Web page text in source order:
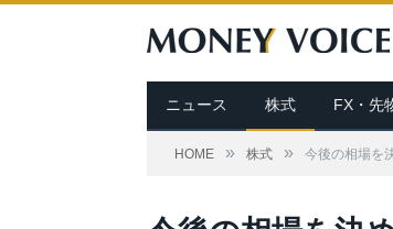
ニュース 株式 FX・先
HOME » 株式 » 今後の相場を
From 首相官邸ホームページ